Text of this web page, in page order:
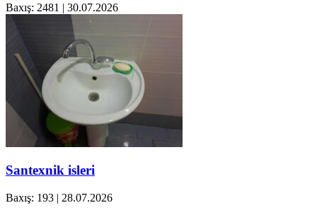
Baxış: 2481 | 30.07.2026
Santexnik isleri
Baxış: 193 | 28.07.2026